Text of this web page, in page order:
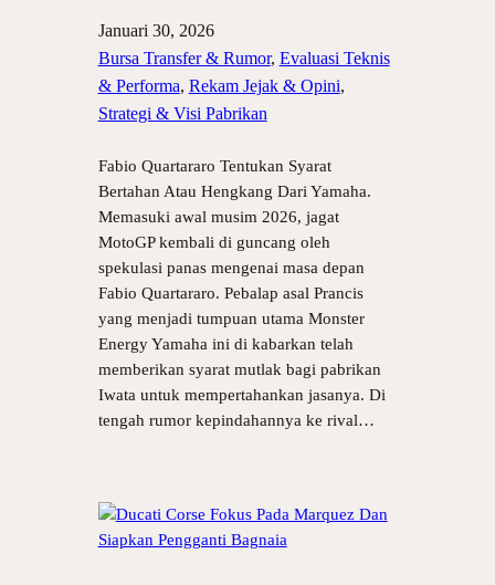
Januari 30, 2026
Bursa Transfer & Rumor, Evaluasi Teknis
& Performa, Rekam Jejak & Opini
Strategi & Visi Pabrikan
Fabio Quartararo Tentukan Syarat
Bertahan Atau Hengkang Dari Yamaha.
Memasuki awal musim 2026, jagat
MotoGP kembali di guncang oleh
spekulasi panas mengenai masa depan
Fabio Quartararo. Pebalap asal Prancis
yang menjadi tumpuan utama Monster
Energy Yamaha ini di kabarkan telah
memberikan syarat mutlak bagi pabrikan
Iwata untuk mempertahankan jasanya. Di
tengah rumor kepindahannya ke rival…